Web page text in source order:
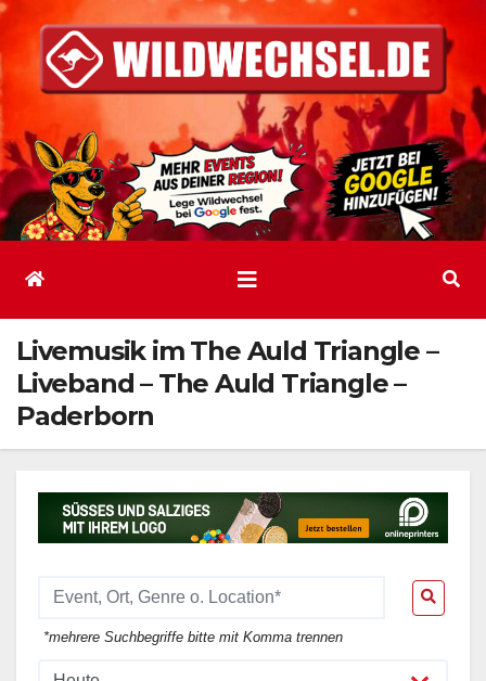
Inhalt
springen
Livemusik im The Auld Triangle –
Liveband – The Auld Triangle –
Paderborn
*mehrere Suchbegriffe bitte mit Komma trennen